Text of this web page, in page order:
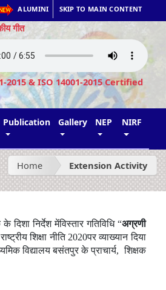
ALUMINI SKIP TO MAIN CONTENT
गीत
2015 & ISO 14001-2015 Certified
Publication Gallery NEP NIRF
Home Extension Activity
दिशा निर्देश मेंविस्तार गतिविधि “अग्रणी
शिक्षा नीति 2020पर व्याख्यान दिया
विद्यालय बसंतपुर के प्राचार्य, शिक्षक